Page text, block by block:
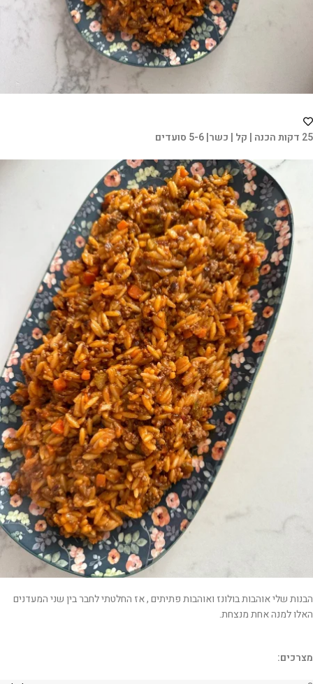
25 דקות הכנה | קל | כשר| 5-6 סועדים
הבנות שלי אוהבות בולונז ואוהבות פתיתים , אז החלטתי לחבר בין שני המעדנים
האלו למנה אחת מנצחת.
מצרכים: